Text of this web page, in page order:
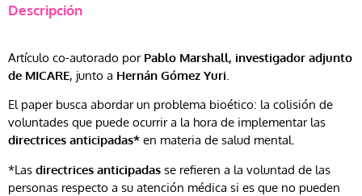
Descripción
Artículo co-autorado por Pablo Marshall, investigador adjunto
de MICARE, junto a Hernán Gómez Yuri
El paper busca abordar un problema bioético: la colisión de
voluntades que puede ocurrir a la hora de implementar las
directrices anticipadas* en materia de salud mental.
*Las directrices anticipadas se refieren a la voluntad de las
personas respecto a su atención médica si es que no pueden